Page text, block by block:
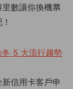
數讓你換機票
信用卡客戶申